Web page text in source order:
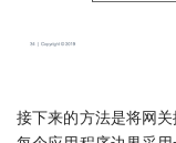
接下来的方法是将网